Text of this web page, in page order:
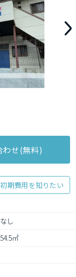
わせ(無料)
初期費用を知りたい
なし
54.5㎡